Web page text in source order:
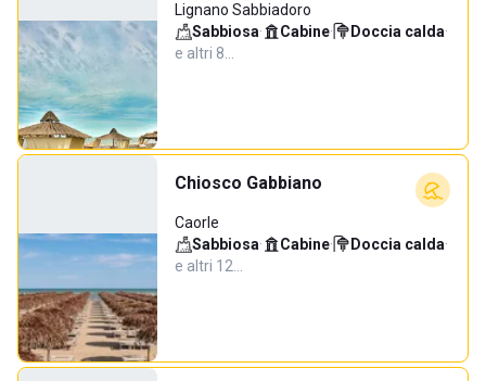
Lignano Sabbiadoro
Sabbiosa· Cabine· Doccia calda·
e altri 8…
Chiosco Gabbiano
Caorle
Sabbiosa· Cabine· Doccia calda·
e altri 12…